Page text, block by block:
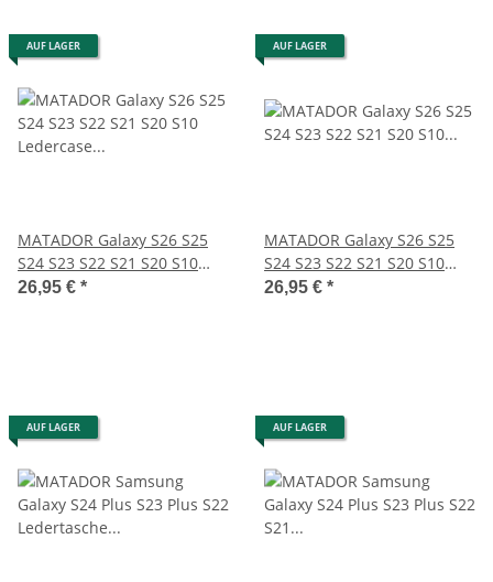
AUF LAGER
MATADOR Galaxy S26 S25
S24 S23 S22 S21 S20 S10
Ledercase Braun
26,95 € *
AUF LAGER
MATADOR Galaxy S26 S25
S24 S23 S22 S21 S20 S10
Ledertasche Braun
26,95 € *
AUF LAGER AUF LAGER